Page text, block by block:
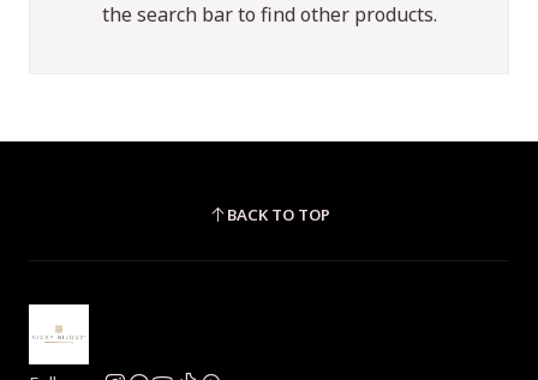
the search bar to find other products.
BACK TO TOP